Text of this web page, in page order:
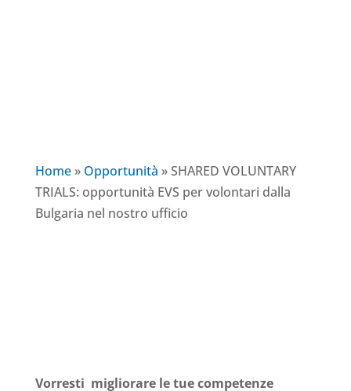
Home » Opportunità »SHARED VOLUNTARY
TRIALS: opportunità EVS per volontari dalla
Bulgaria nel nostro ufficio
Vorresti migliorare le tue competenze